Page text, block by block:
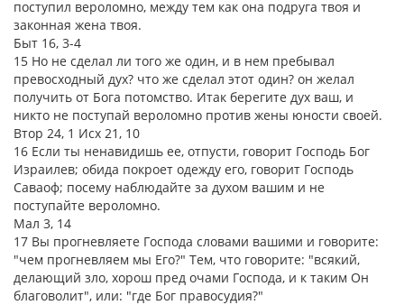
поступил вероломно, между тем как она подруга твоя и
законная жена твоя.
Быт 16, 3-4
15 Но не сделал ли того же один, и в нем пребывал
превосходный дух? что же сделал этот один? он желал
получить от Бога потомство. Итак берегите дух ваш, и
никто не поступай вероломно против жены юности своей.
Втор 24, 1 Исх 21, 10
16 Если ты ненавидишь ее, отпусти, говорит Господь Бог
Израилев; обида покроет одежду его, говорит Господь
Саваоф; посему наблюдайте за духом вашим и не
поступайте вероломно.
Мал 3, 14
17 Вы прогневляете Господа словами вашими и говорите:
"чем прогневляем мы Его?" Тем, что говорите: "всякий,
делающий зло, хорош пред очами Господа, и к таким Он
благоволит", или: "где Бог правосудия?"